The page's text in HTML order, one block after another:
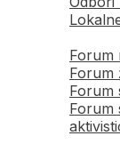
Forum
Forum
Forum
Forum